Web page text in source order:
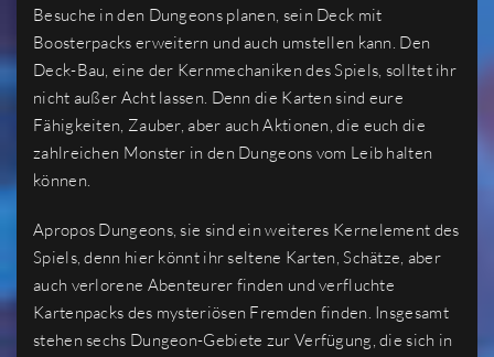
Besuche in den Dungeons planen, sein Deck mit
Boosterpacks erweitern und auch umstellen kann. Den
Deck-Bau, eine der Kernmechaniken des Spiels, solltet ihr
nicht außer Acht lassen. Denn die Karten sind eure
Fähigkeiten, Zauber, aber auch Aktionen, die euch die
zahlreichen Monster in den Dungeons vom Leib halten
können.
Apropos Dungeons, sie sind ein weiteres Kernelement des
Spiels, denn hier könnt ihr seltene Karten, Schätze, aber
auch verlorene Abenteurer finden und verfluchte
Kartenpacks des mysteriösen Fremden finden. Insgesamt
stehen sechs Dungeon-Gebiete zur Verfügung, die sich in